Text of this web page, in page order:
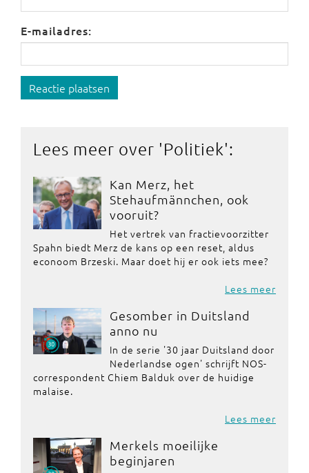
E-mailadres:
Reactie plaatsen
Lees meer over 'Politiek':
Kan Merz, het
Stehaufmännchen, ook
vooruit?
Het vertrek van fractievoorzitter
Spahn biedt Merz de kans op een reset, aldus
econoom Brzeski. Maar doet hij er ook iets mee?
Lees meer
Gesomber in Duitsland
anno nu
In de serie '30 jaar Duitsland door
Nederlandse ogen' schrijft NOS-
correspondent Chiem Balduk over de huidige
malaise.
Lees meer
Merkels moeilijke
beginjaren